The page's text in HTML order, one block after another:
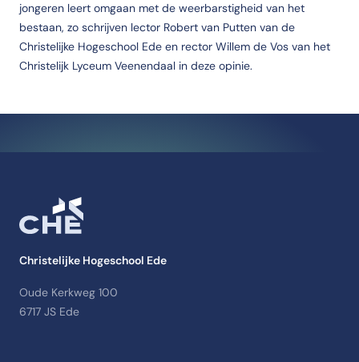
jongeren leert omgaan met de weerbarstigheid van het
bestaan, zo schrijven lector Robert van Putten van de
Christelijke Hogeschool Ede en rector Willem de Vos van het
Christelijk Lyceum Veenendaal in deze opinie.
Christelijke Hogeschool Ede
Oude Kerkweg 100
6717 JS Ede